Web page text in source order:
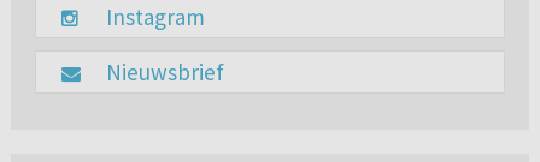
Instagram
Nieuwsbrief